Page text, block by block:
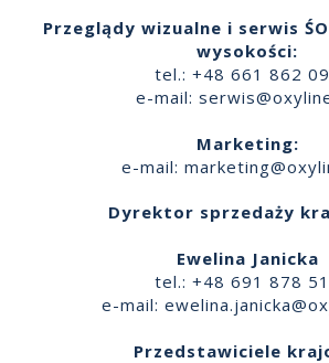
Przeglądy wizualne i serwis
wysokości:
tel.: +48 661 862
e-mail:
Marketing:
e-mail:
Dyrektor sprzedaży
Ewelina Janicka
tel.: +48 691 878
e-mail:
Przedstawiciele